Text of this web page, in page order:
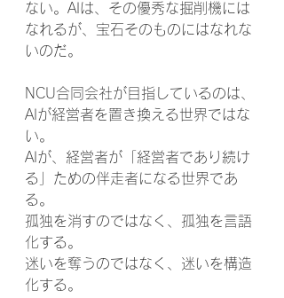
ない。AIは、その優秀な掘削機には
なれるが、宝石そのものにはなれな
いのだ。
NCU合同会社が目指しているのは、
AIが経営者を置き換える世界ではな
い。
AIが、経営者が「経営者であり続け
る」ための伴走者になる世界であ
る。
孤独を消すのではなく、孤独を言語
化する。
迷いを奪うのではなく、迷いを構造
化する。